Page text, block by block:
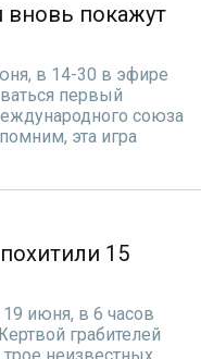
вновь покажут
в 14-30 в эфире
первый
союза
эта игра
15
июня, в 6 часов
грабителей